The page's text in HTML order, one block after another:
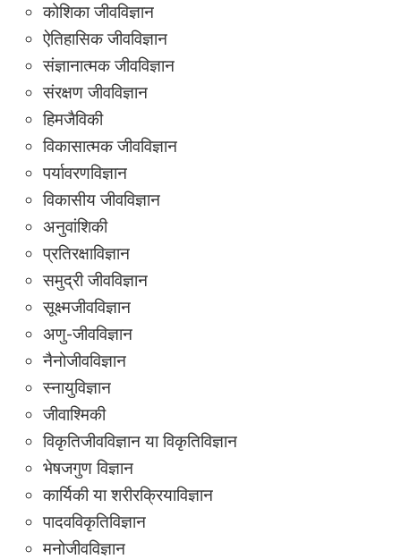
कोशिका जीवविज्ञान
ऐतिहासिक जीवविज्ञान
संज्ञानात्मक जीवविज्ञान
संरक्षण जीवविज्ञान
हिमजैविकी
विकासात्मक जीवविज्ञान
पर्यावरणविज्ञान
विकासीय जीवविज्ञान
अनुवांशिकी
प्रतिरक्षाविज्ञान
समुद्री जीवविज्ञान
सूक्ष्मजीवविज्ञान
अणु-जीवविज्ञान
नैनोजीवविज्ञान
स्नायुविज्ञान
जीवाश्मिकी
विकृतिजीवविज्ञान या विकृतिविज्ञान
भेषजगुण विज्ञान
कार्यिकी या शरीरक्रियाविज्ञान
पादवविकृतिविज्ञान
मनोजीवविज्ञान